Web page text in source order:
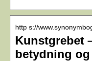
http s://
Kunstgrebet
betydning